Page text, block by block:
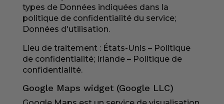
types de Données indiquées dans la
politique de confidentialité du service;
Données d'utilisation.
Lieu de traitement : États-Unis – Politique
de confidentialité; Irlande – Politique de
confidentialité.
Google Maps widget (Google LLC)